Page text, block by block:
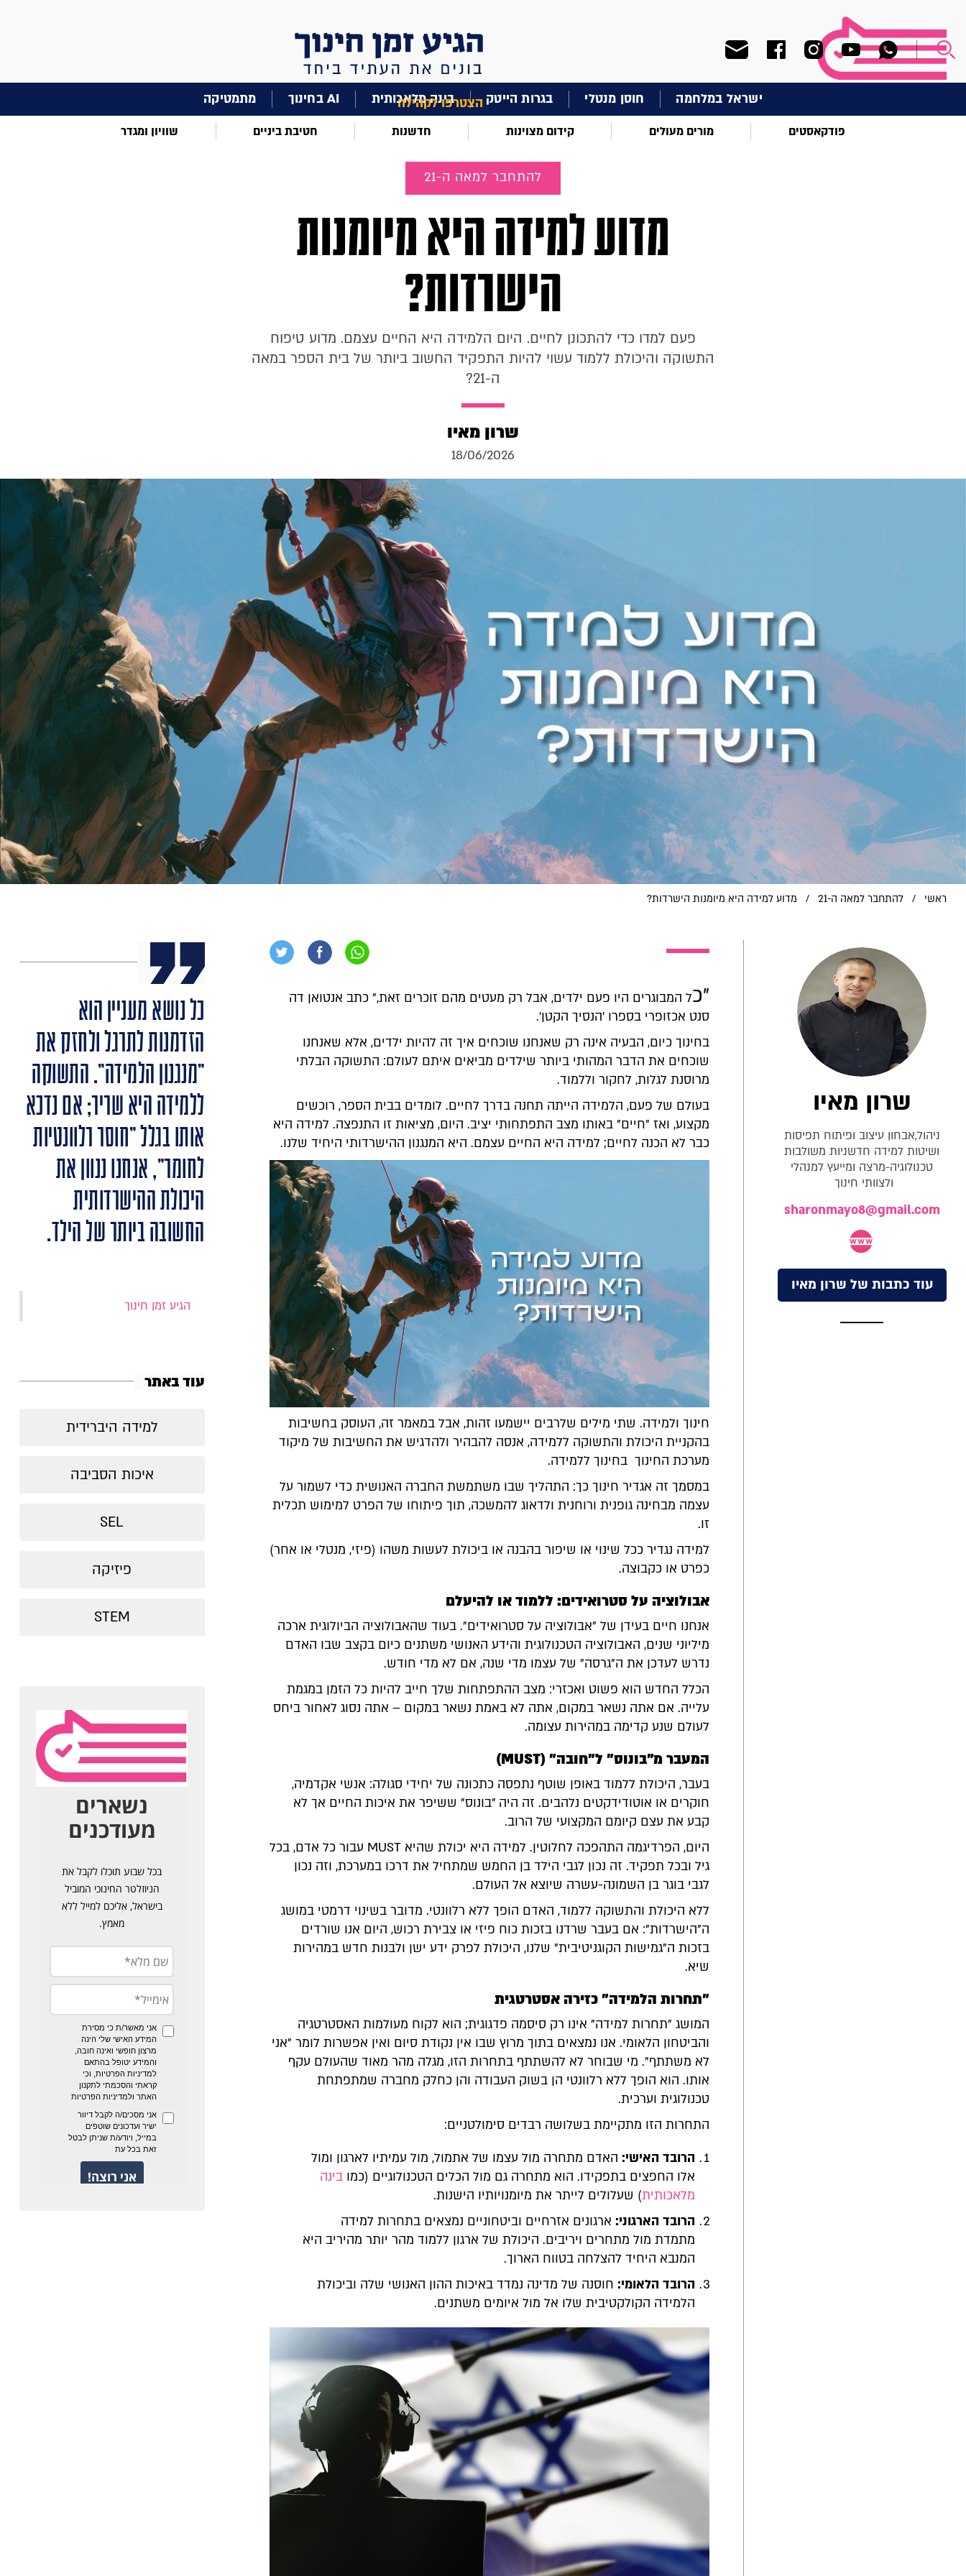
הצטרפו לקהילה ישראל במלחמה חוסן מנטלי בגרות הייטק בינה מלאכותית AI בחינוך מתמטיקה
פודקאסטים מורים מעולים קידום מצוינות חדשנות חטיבת ביניים שוויון ומגדר
להתחבר למאה ה-21
מדוע למידה היא מיומנות
הישרדות?
פעם למדו כדי להתכונן לחיים. היום הלמידה היא החיים עצמם. מדוע טיפוח
התשוקה והיכולת ללמוד עשוי להיות התפקיד החשוב ביותר של בית הספר במאה
ה-21?
שרון מאיו
18/06/2026
ראשי / להתחבר למאה ה-21 / מדוע למידה היא מיומנות הישרדות?
"כל המבוגרים היו פעם ילדים, אבל רק מעטים מהם זוכרים זאת," כתב אנטואן דה
סנט אכזופרי בספרו 'הנסיך הקטן'.
בחינוך כיום, הבעיה אינה רק שאנחנו שוכחים איך זה להיות ילדים, אלא שאנחנו
שוכחים את הדבר המהותי ביותר שילדים מביאים איתם לעולם: התשוקה הבלתי
מרוסנת לגלות, לחקור וללמוד.
בעולם של פעם, הלמידה הייתה תחנה בדרך לחיים. לומדים בבית הספר, רוכשים
מקצוע, ואז "חיים" באותו מצב התפתחותי יציב. היום, מציאות זו התנפצה. למידה היא
כבר לא הכנה לחיים; למידה היא החיים עצמם. היא המנגנון ההישרדותי היחיד שלנו.
חינוך ולמידה. שתי מילים שלרבים יישמעו זהות, אבל במאמר זה, העוסק בחשיבות
בהקניית היכולת והתשוקה ללמידה, אנסה להבהיר ולהדגיש את החשיבות של מיקוד
מערכת החינוך בחינוך ללמידה.
במסמך זה אגדיר חינוך כך: התהליך שבו משתמשת החברה האנושית כדי לשמור על
עצמה מבחינה גופנית ורוחנית ולדאוג להמשכה, תוך פיתוחו של הפרט למימוש תכלית
זו.
למידה נגדיר ככל שינוי או שיפור בהבנה או ביכולת לעשות משהו (פיזי, מנטלי או אחר)
כפרט או כקבוצה.
אבולוציה על סטרואידים: ללמוד או להיעלם
אנחנו חיים בעידן של "אבולוציה על סטרואידים". בעוד שהאבולוציה הביולוגית ארכה
מיליוני שנים, האבולוציה הטכנולוגית והידע האנושי משתנים כיום בקצב שבו האדם
נדרש לעדכן את ה"גרסה" של עצמו מדי שנה, אם לא מדי חודש.
הכלל החדש הוא פשוט ואכזרי: מצב ההתפתחות שלך חייב להיות כל הזמן במגמת
עלייה. אם אתה נשאר במקום, אתה לא באמת נשאר במקום – אתה נסוג לאחור ביחס
לעולם שנע קדימה במהירות עצומה.
המעבר מ"בונוס" ל"חובה" (MUST)
בעבר, היכולת ללמוד באופן שוטף נתפסה כתכונה של יחידי סגולה: אנשי אקדמיה,
חוקרים או אוטודידקטים נלהבים. זה היה "בונוס" ששיפר את איכות החיים אך לא
קבע את עצם קיומם המקצועי של הרוב.
היום, הפרדיגמה התהפכה לחלוטין. למידה היא יכולת שהיא MUST עבור כל אדם, בכל
גיל ובכל תפקיד. זה נכון לגבי הילד בן החמש שמתחיל את דרכו במערכת, וזה נכון
לגבי בוגר בן השמונה-עשרה שיוצא אל העולם.
ללא היכולת והתשוקה ללמוד, האדם הופך ללא רלוונטי. מדובר בשינוי דרמטי במושג
ה"הישרדות": אם בעבר שרדנו בזכות כוח פיזי או צבירת רכוש, היום אנו שורדים
בזכות ה"גמישות הקוגניטיבית" שלנו, היכולת לפרק ידע ישן ולבנות חדש במהירות
שיא.
"תחרות הלמידה" כזירה אסטרטגית
המושג "תחרות למידה" אינו רק סיסמה פדגוגית; הוא לקוח מעולמות האסטרטגיה
והביטחון הלאומי. אנו נמצאים בתוך מרוץ שבו אין נקודת סיום ואין אפשרות לומר "אני
לא משתתף". מי שבוחר לא להשתתף בתחרות הזו, מגלה מהר מאוד שהעולם עקף
אותו. הוא הופך ללא רלוונטי הן בשוק העבודה והן כחלק מחברה שמתפתחת
טכנולוגית וערכית.
התחרות הזו מתקיימת בשלושה רבדים סימולטניים:
הרובד האישי: האדם מתחרה מול עצמו של אתמול, מול עמיתיו לארגון ומול
אלו החפצים בתפקידו. הוא מתחרה גם מול הכלים הטכנולוגיים (כמו בינה
מלאכותית) שעלולים לייתר את מיומנויותיו הישנות.
הרובד הארגוני: ארגונים אזרחיים וביטחוניים נמצאים בתחרות למידה
מתמדת מול מתחרים ויריבים. היכולת של ארגון ללמוד מהר יותר מהיריב היא
המנבא היחיד להצלחה בטווח הארוך.
הרובד הלאומי: חוסנה של מדינה נמדד באיכות ההון האנושי שלה וביכולת
הלמידה הקולקטיבית שלו אל מול איומים משתנים.
שרון מאיו
ניהול,אבחון עיצוב ופיתוח תפיסות
ושיטות למידה חדשניות משולבות
טכנולוגיה-מרצה ומייעץ למנהלי
ולצוותי חינוך
sharonmayo8@gmail.com
עוד כתבות של שרון מאיו
כל נושא מעניין הוא
הזדמנות לתרגל ולחזק את
"מנגנון הלמידה". התשוקה
ללמידה היא שריר; אם נדכא
אותו בגלל "חוסר רלוונטיות
לחומר", אנחנו ננוון את
היכולת ההישרדותית
החשובה ביותר של הילד.
‏הגיע זמן חינוך‏
עוד באתר
למידה היברידית
איכות הסביבה
SEL
פיזיקה
STEM